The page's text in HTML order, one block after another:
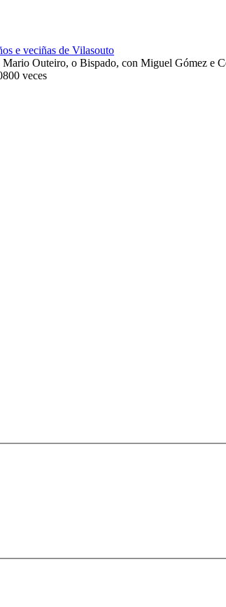
e veciñas de Vilasouto
Outeiro, o Bispado, con Miguel Gómez e
veces